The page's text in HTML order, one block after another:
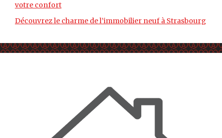
votre confort
Découvrez le charme de l’immobilier neuf à Strasbourg